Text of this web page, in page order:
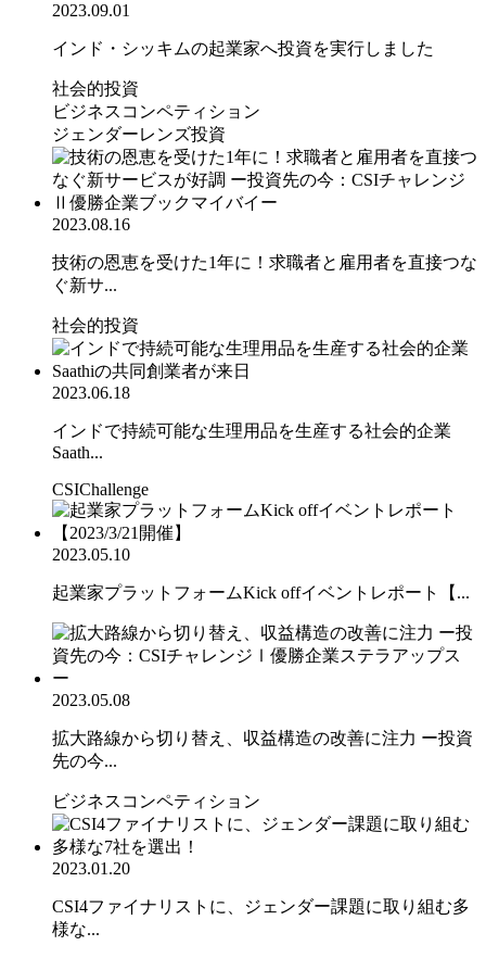
2023.09.01
インド・シッキムの起業家へ投資を実行しました
社会的投資
ビジネスコンペティション
ジェンダーレンズ投資
2023.08.16
技術の恩恵を受けた1年に！求職者と雇用者を直接つな
ぐ新サ...
社会的投資
2023.06.18
インドで持続可能な生理用品を生産する社会的企業
Saath...
CSIChallenge
2023.05.10
起業家プラットフォームKick offイベントレポート【...
2023.05.08
拡大路線から切り替え、収益構造の改善に注力 ー投資
先の今...
ビジネスコンペティション
2023.01.20
CSI4ファイナリストに、ジェンダー課題に取り組む多
様な...